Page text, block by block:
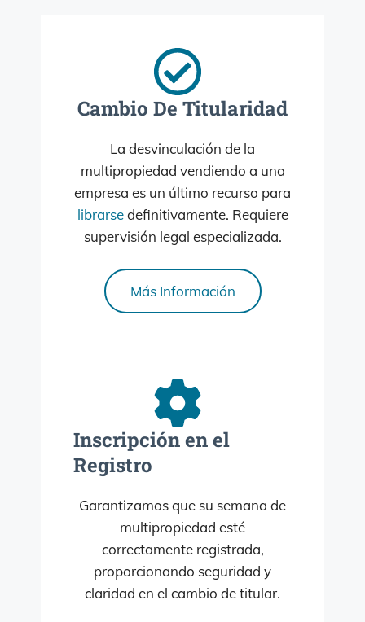
Cambio De Titularidad
La desvinculación de la
multipropiedad vendiendo a una
empresa es un último recurso para
librarsedefinitivamente. Requiere
supervisión legal especializada.
Más Información
Inscripción en el
Registro
Garantizamos que su semana de
multipropiedad esté
correctamente registrada,
proporcionando seguridad y
claridad en el cambio de titular.